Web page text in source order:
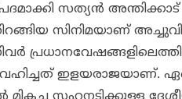
സത്യന്‍ അന്തിക്കാട്
സിനിമയാണ്
ഇളയരാജയാണ്.